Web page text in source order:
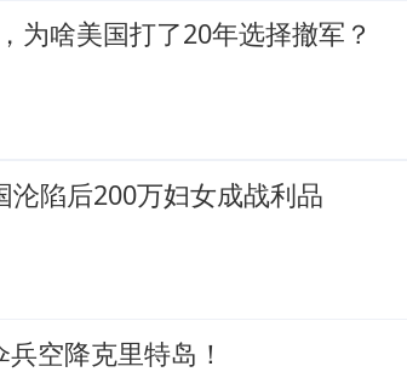
为啥美国打了20年选择撤军？
沦陷后200万妇女成战利品
空降克里特岛！